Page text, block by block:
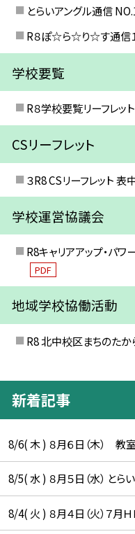
とらいアングル通信
R８ぽ☆ら☆り☆す通信
学校要覧
R８学校要覧リーフレッ
CSリーフレット
３R8 CSリーフレット
学校運営協議会
R8キャリアアップ・パワ
PDF
地域学校協働活動
R8 北中校区まちのたか
新着記事
8/6( 木 ) ８月６日（木） 教室
8/5( 水 ) ８月５日（水） とら
8/4( 火 ) ８月４日（火）７月